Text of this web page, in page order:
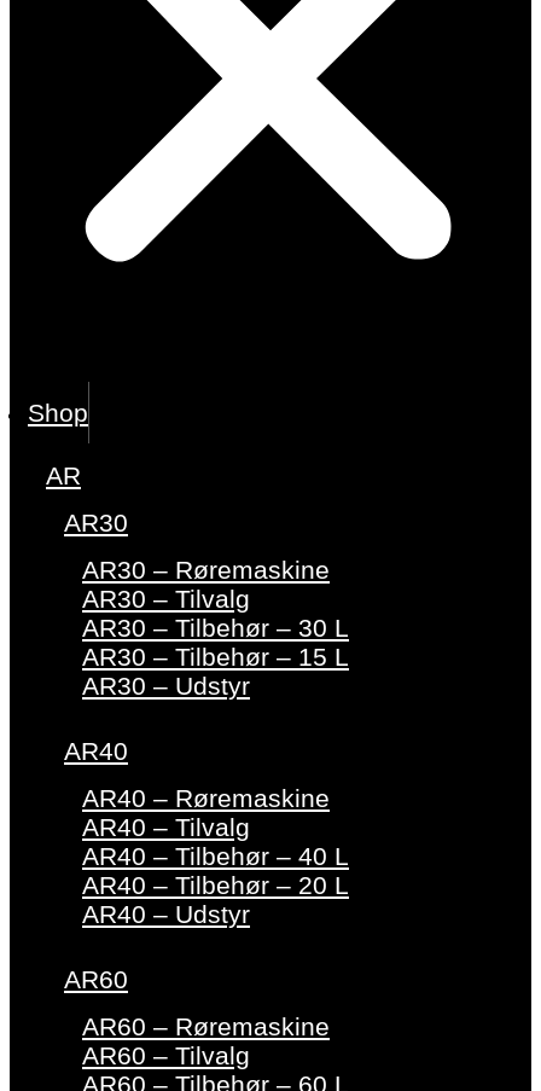
Shop
AR
AR30
AR30 – Røremaskine
AR30 – Tilvalg
AR30 – Tilbehør – 30 L
AR30 – Tilbehør – 15 L
AR30 – Udstyr
AR40
AR40 – Røremaskine
AR40 – Tilvalg
AR40 – Tilbehør – 40 L
AR40 – Tilbehør – 20 L
AR40 – Udstyr
AR60
AR60 – Røremaskine
AR60 – Tilvalg
AR60 – Tilbehør – 60 L